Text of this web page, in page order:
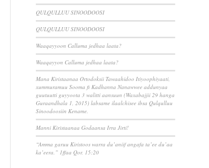
QULQULLUU SINOODOOSI
QULQULLUU SINOODOOSI
Waaqayyoon Calluma jedhaa laata?
Waaqayyon Calluma jedhaa laata?
Mana Kiristaanaa Ortodoksii Tawaahidoo Itiyoophiyaati,
xummuramuu Sooma fi Kadhanna Nanawwee addunyaa
guutuutti guyyoota 3 walitti aansuun (Waxabajjii 29 hanga
Guraandhala 1, 2015) labsame ilaalchisee ibsa Qulqulluu
Sinoodoosiin Kename.
Manni Kiristaanaa Godaansa Irra Jirti!
“Amma garuu Kiristoos warra du’aniif angafa ta’ee du’aa
ka’eera.” 1ffaa Qor. 15:20